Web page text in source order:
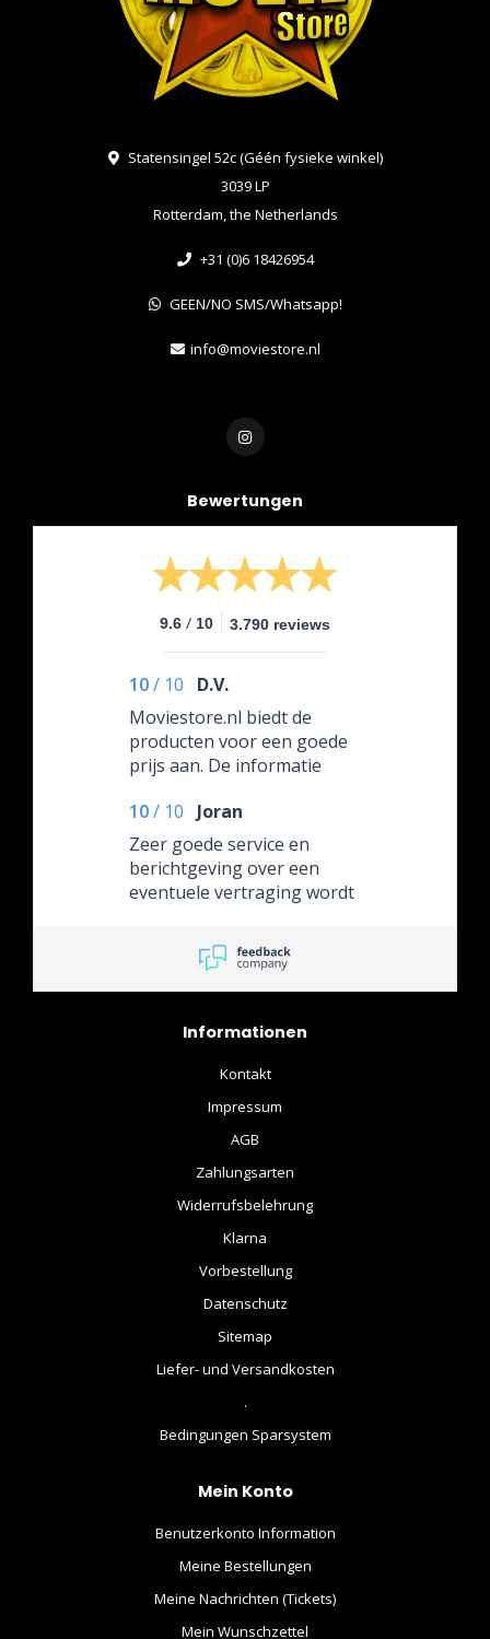
Statensingel 52c (Géén fysieke winkel)
3039 LP
Rotterdam, the Netherlands
+31 (0)6 18426954
GEEN/NO SMS/Whatsapp!
info@moviestore.nl
Bewertungen
9.6 / 10 3.790 reviews
10/ 10
D.V.
Moviestore.nl biedt de
producten voor een goede
prijs aan. De informatie
volledig en de website
wordt goed bijgehouden.
Als je vragen hebt, dan
wordt er snel gereageerd.
Bestellingen worden goed
10/ 10
Joran
Zeer goede service en
berichtgeving over een
eventuele vertraging wordt
vriendelijk en Klaus weet
waar hij over praat.
Informationen
Kontakt
Impressum
AGB
Zahlungsarten
Widerrufsbelehrung
Klarna
Vorbestellung
Datenschutz
Sitemap
Liefer- und Versandkosten
.
Bedingungen Sparsystem
Mein Konto
Benutzerkonto Information
Meine Bestellungen
Meine Nachrichten (Tickets)
Mein Wunschzettel